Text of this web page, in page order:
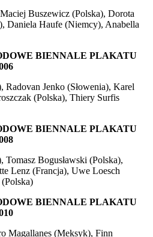
Buszewicz (Polska), Dorota
Daniela Haufe (Niemcy), Anabella
BIENNALE PLAKATU
Jenko (Słowenia), Karel
(Polska), Thiery Surfis
BIENNALE PLAKATU
Bogusławski (Polska),
Lenz (Francja), Uwe Loesch
BIENNALE PLAKATU
Magallanes (Meksyk), Finn